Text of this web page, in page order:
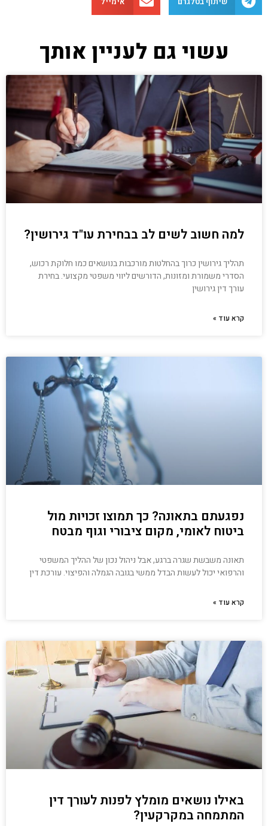
עשוי גם לעניין אותך
למה חשוב לשים לב בבחירת עו"ד גירושין?
תהליך גירושין כרוך בהחלטות מורכבות בנושאים כמו חלוקת רכוש,
הסדרי משמורת ומזונות, הדורשים ליווי משפטי מקצועי. בחירת
עורך דין גירושין
קרא עוד »
נפגעתם בתאונה? כך תמוצו זכויות מול
ביטוח לאומי, מקום ציבורי וגוף מבטח
תאונה משבשת שגרה ברגע, אבל ניהול נכון של ההליך המשפטי
והרפואי יכול לעשות הבדל ממשי בגובה הגמלה והפיצוי. עורכת דין
קרא עוד »
באילו נושאים מומלץ לפנות לעורך דין
המתמחה במקרקעין?